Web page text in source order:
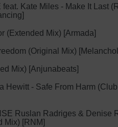
Kate Miles - Make It Last
(Extended Mix) [Armada]
(Original Mix)
Mix) [Anjunabeats]
Hewitt - Safe From Harm
Ruslan Radriges & Denise
Mix) [RNM]